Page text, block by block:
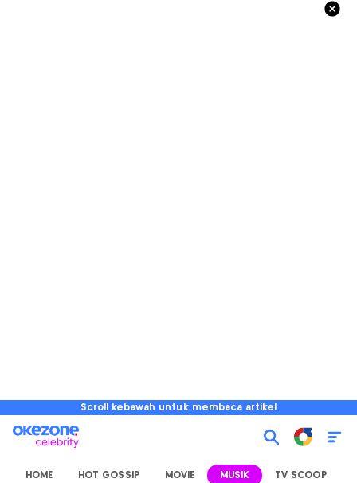
Scroll kebawah untuk membaca artikel
HOME HOT GOSSIP MOVIE MUSIK TV SCOOP